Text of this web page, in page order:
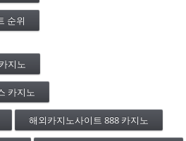
순위
지노
카지노
해외카지노사이트 888 카지노